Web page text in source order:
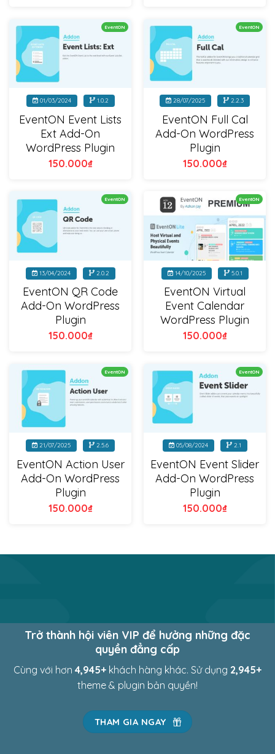
EventON
01/03/2024 1.0.2
EventON Event Lists
Ext Add-On
WordPress Plugin
150.000₫
EventON
28/07/2025 2.2.3
EventON Full Cal
Add-On WordPress
Plugin
150.000₫
EventON
13/04/2024 2.0.2
EventON QR Code
Add-On WordPress
Plugin
150.000₫
EventON
14/10/2025 5.0.1
EventON Virtual
Event Calendar
WordPress Plugin
150.000₫
EventON
21/07/2025 2.5.6
EventON Action User
Add-On WordPress
Plugin
150.000₫
EventON
05/08/2024 2.1
EventON Event Slider
Add-On WordPress
Plugin
150.000₫
Trở thành hội viên VIP để hưởng những đặc
quyền đẳng cấp
Cùng với hơn 4,982+ khách hàng khác. Sử dụng 2,982+
theme & plugin bản quyền!
THAM GIA NGAY